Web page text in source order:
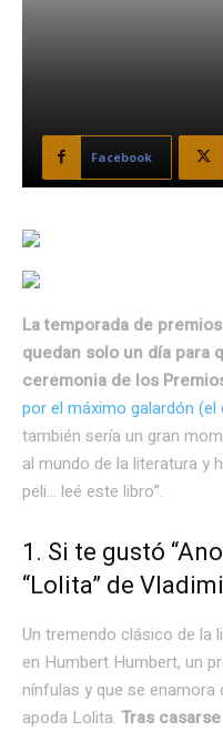
Facebook
La temporada de
quedan solo un día para
ceremonia de los
por el máximo galardón (el
también sería un gran
al mundo de la literatura y
peli… leé este libro”.
1. Si te gustó
“Lolita” de
Un tremendo clásico de la
en Humbert Humbert, un
nínfulas y que se enamora
apoda Lolita. Tras